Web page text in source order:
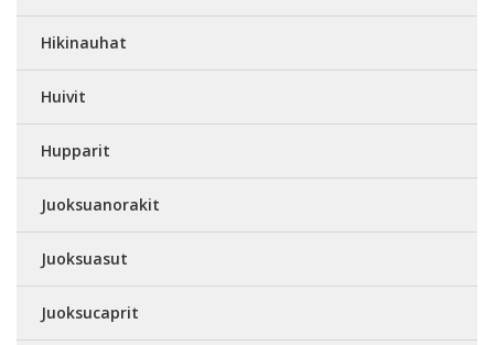
Hikinauhat
Huivit
Hupparit
Juoksuanorakit
Juoksuasut
Juoksucaprit